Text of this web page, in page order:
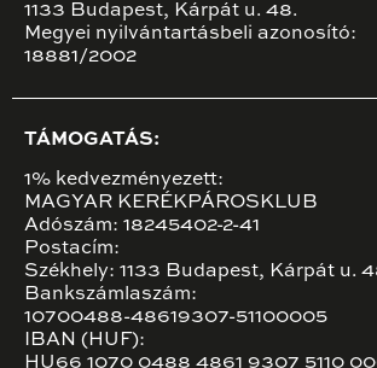
1133 Budapest, Kárpát u. 48.
Megyei nyilvántartásbeli azonosító:
18881/2002
TÁMOGATÁS:
1% kedvezményezett:
MAGYAR KERÉKPÁROSKLUB
Adószám: 18245402-2-41
Postacím:
Székhely: 1133 Budapest, Kárpát u.
Bankszámlaszám:
10700488-48619307-51100005
IBAN (HUF):
HU66 1070 0488 4861 9307 5110